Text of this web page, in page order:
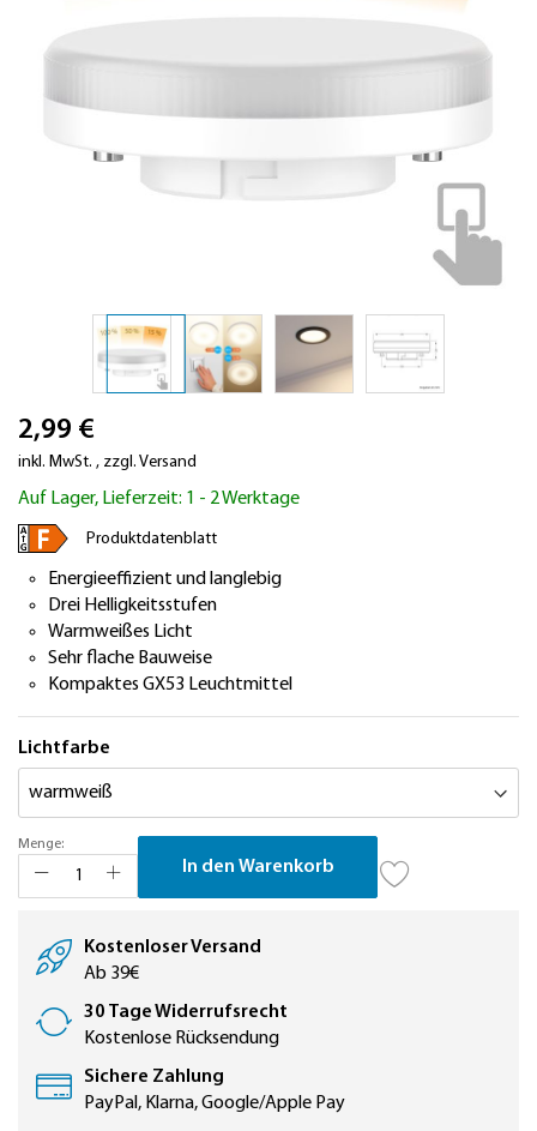
Anfang
der
springen
2,99 €
inkl. MwSt. , zzgl. Versand
Auf Lager, Lieferzeit: 1 - 2 Werktage
Produktdatenblatt
Energieeffizient und langlebig
Drei Helligkeitsstufen
Warmweißes Licht
Sehr flache Bauweise
Kompaktes GX53 Leuchtmittel
Lichtfarbe
Menge:
In den Warenkorb
Kostenloser Versand
Ab 39€
30 Tage Widerrufsrecht
Kostenlose Rücksendung
Sichere Zahlung
PayPal, Klarna, Google/Apple Pay